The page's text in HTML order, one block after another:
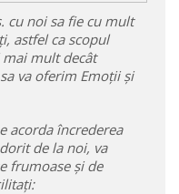
cu noi sa fie cu mult
astfel ca scopul
mult decât
va oferim Emoții și
acorda încrederea
de la noi, va
frumoase și de